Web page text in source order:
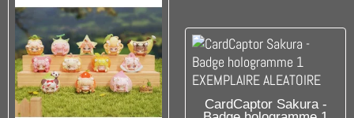
DISPONIBLE
CardCaptor Sakura -